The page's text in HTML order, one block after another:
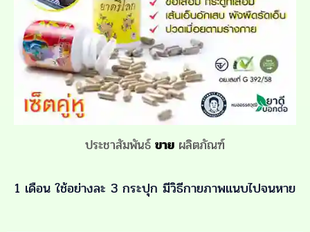
ประชาสัมพันธ์ ขาย ผลิตภัณฑ์
1 เดือน ใช้อย่างละ 3 กระปุก มีวิธีกายภาพแนบไปจนหาย